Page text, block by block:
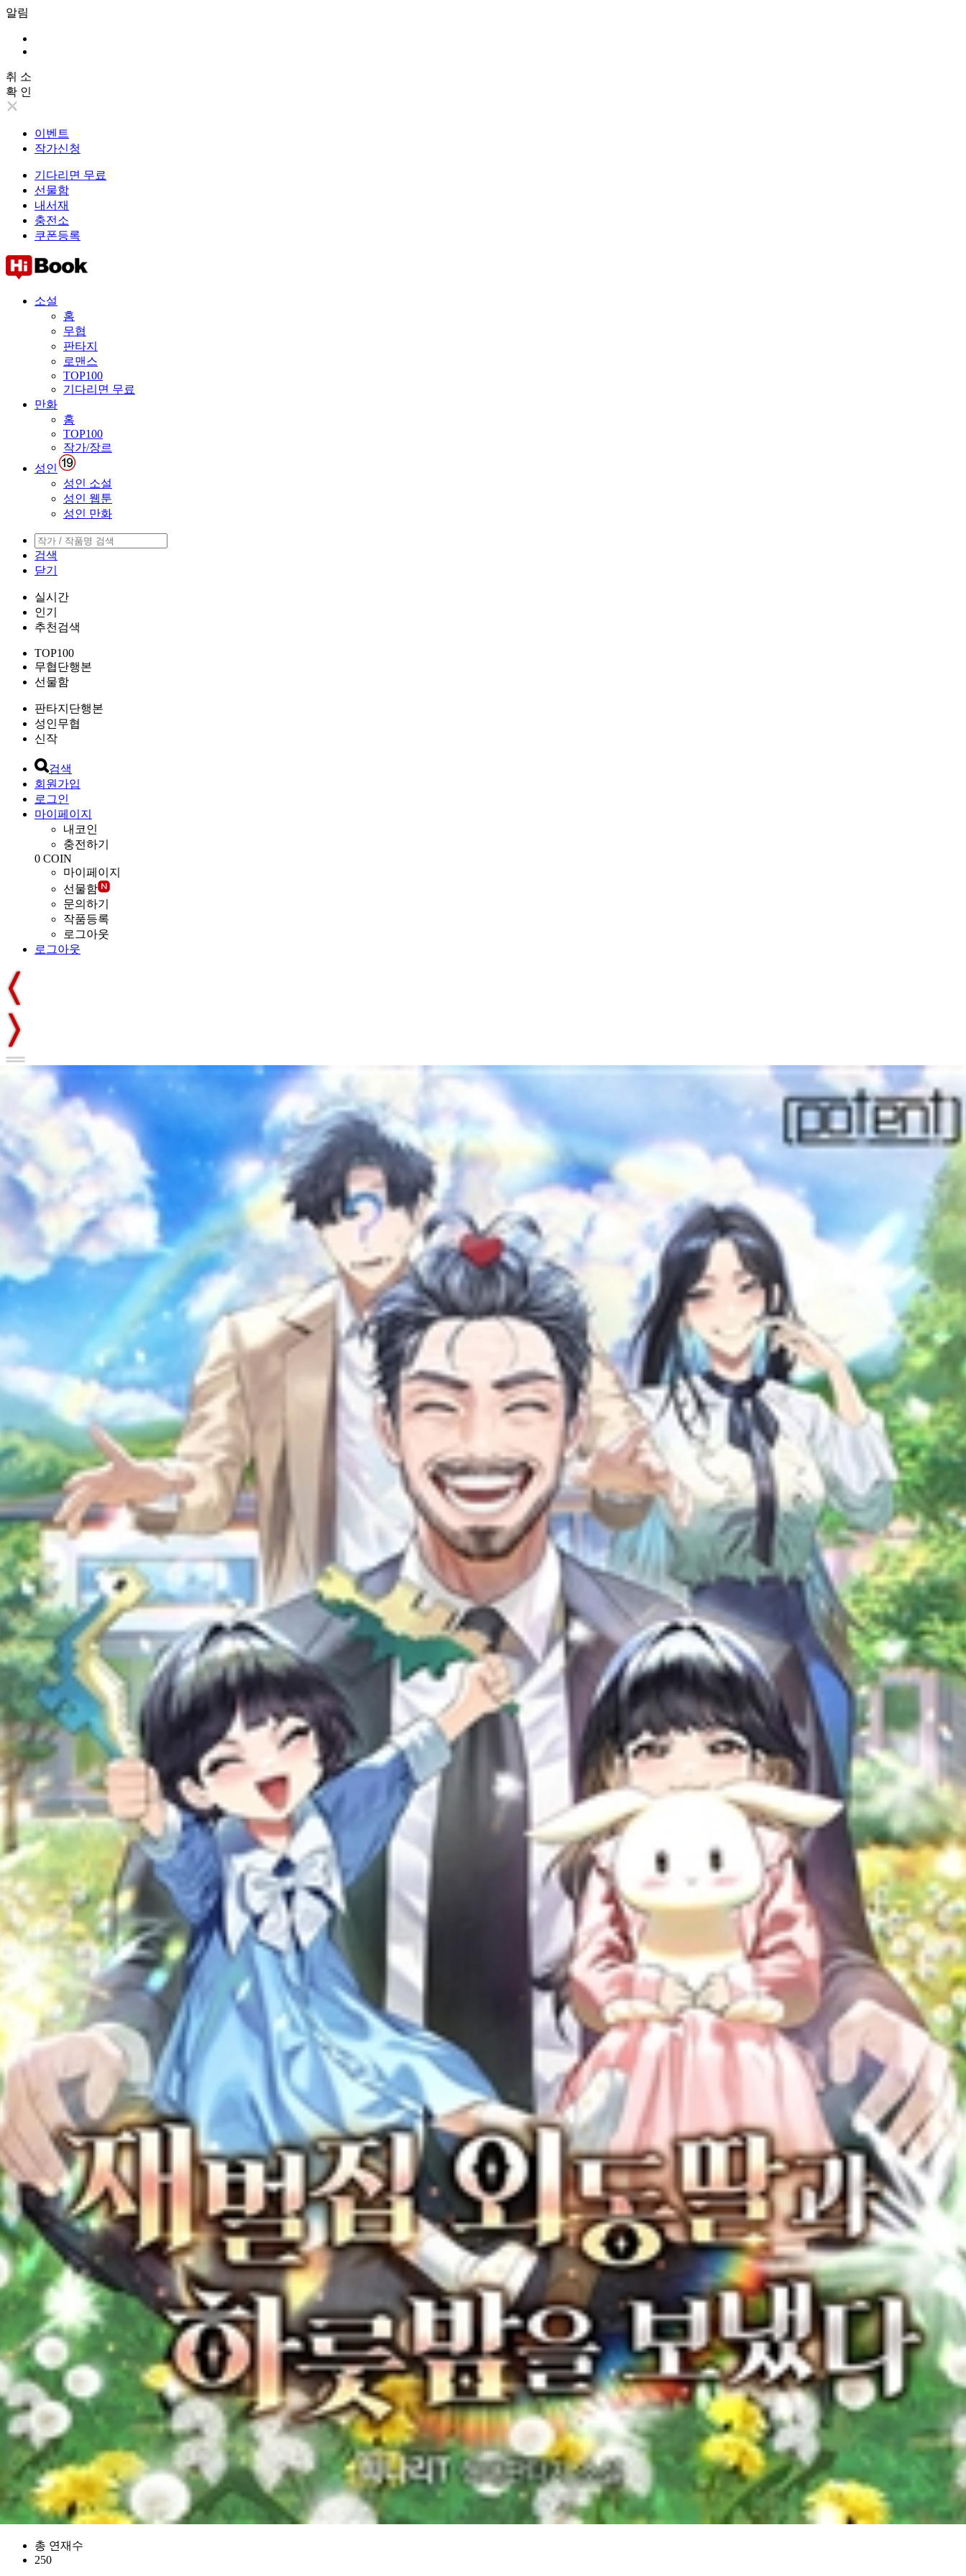
알림
취 소
확 인
이벤트
작가신청
기다리면 무료
선물함
내서재
충전소
쿠폰등록
소설
홈
무협
판타지
로맨스
TOP100
기다리면 무료
만화
홈
TOP100
작가/장르
성인
성인 소설
성인 웹툰
성인 만화
검색
닫기
실시간
인기
추천검색
TOP100
무협단행본
선물함
판타지단행본
성인무협
신작
검색
회원가입
로그인
마이페이지
내코인
충전하기
0 COIN
마이페이지
선물함
문의하기
작품등록
로그아웃
로그아웃
총 연재수
250